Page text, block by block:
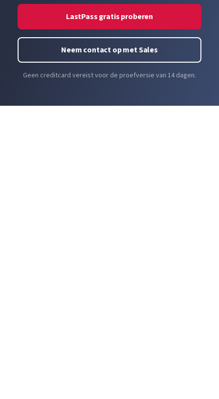
LastPass gratis proberen
Neem contact op met Sales
Geen creditcard vereist voor de proefversie van 14 dagen.